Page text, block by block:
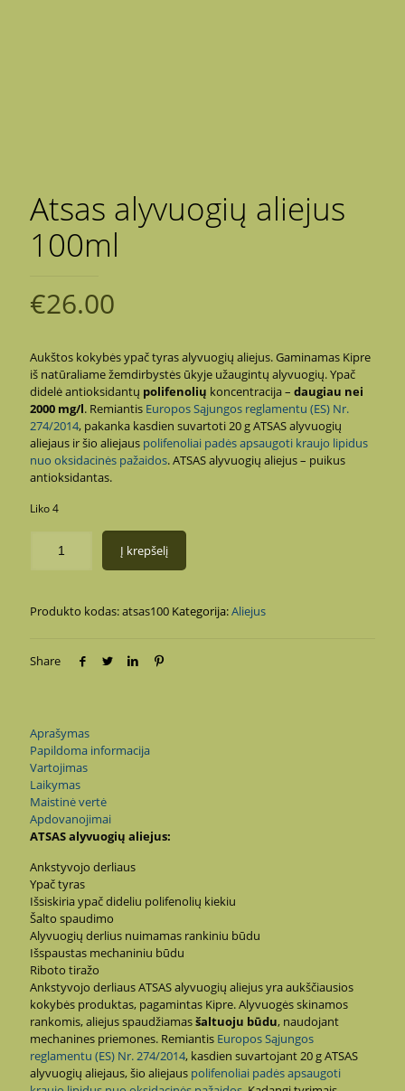
Atsas alyvuogių aliejus
100ml
€26.00
Aukštos kokybės ypač tyras alyvuogių aliejus. Gaminamas Kipre
iš natūraliame žemdirbystės ūkyje užaugintų alyvuogių. Ypač
didelė antioksidantų polifenolių koncentracija – daugiau nei
2000 mg/l. Remiantis Europos Sąjungos reglamentu (ES) Nr.
274/2014, pakanka kasdien suvartoti 20 g ATSAS alyvuogių
aliejaus ir šio aliejaus polifenoliai padės apsaugoti kraujo lipidus
nuo oksidacinės pažaidos. ATSAS alyvuogių aliejus – puikus
antioksidantas.
Liko 4
Į krepšelį
Produkto kodas:atsas100 Kategorija:Aliejus
Share
Aprašymas
Papildoma informacija
Vartojimas
Laikymas
Maistinė vertė
Apdovanojimai
ATSAS alyvuogių aliejus:
Ankstyvojo derliaus
Ypač tyras
Išsiskiria ypač dideliu polifenolių kiekiu
Šalto spaudimo
Alyvuogių derlius nuimamas rankiniu būdu
Išspaustas mechaniniu būdu
Riboto tiražo
Ankstyvojo derliaus ATSAS alyvuogių aliejus yra aukščiausios
kokybės produktas, pagamintas Kipre. Alyvuogės skinamos
rankomis, aliejus spaudžiamasšaltuoju būdu, naudojant
mechanines priemones. Remiantis Europos Sąjungos
reglamentu (ES) Nr. 274/2014, kasdien suvartojant 20 g ATSAS
alyvuogių aliejaus, šio aliejaus polifenoliai padės apsaugoti